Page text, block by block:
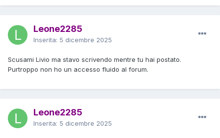
Leone2285
Inserita: 5 dicembre 2025
Scusami Livio ma stavo scrivendo mentre tu hai postato.
Purtroppo non ho un accesso fluido al forum.
Leone2285
Inserita: 5 dicembre 2025